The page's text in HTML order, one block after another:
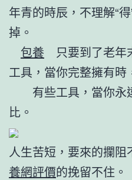
年青的時辰，不理解“
掉。
包養 只要到了老年
工具，當你完整擁有時
有些工具，當你永
比。
人生苦短，要來的攔阻
養網評價的挽留不住。